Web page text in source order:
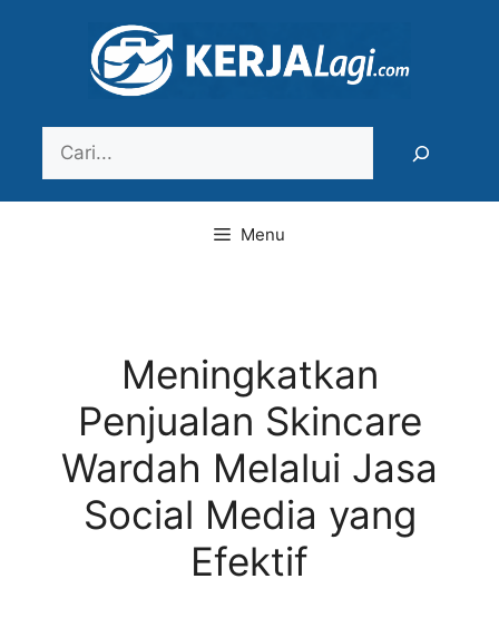
Menu
Meningkatkan
Penjualan Skincare
Wardah Melalui Jasa
Social Media yang
Efektif